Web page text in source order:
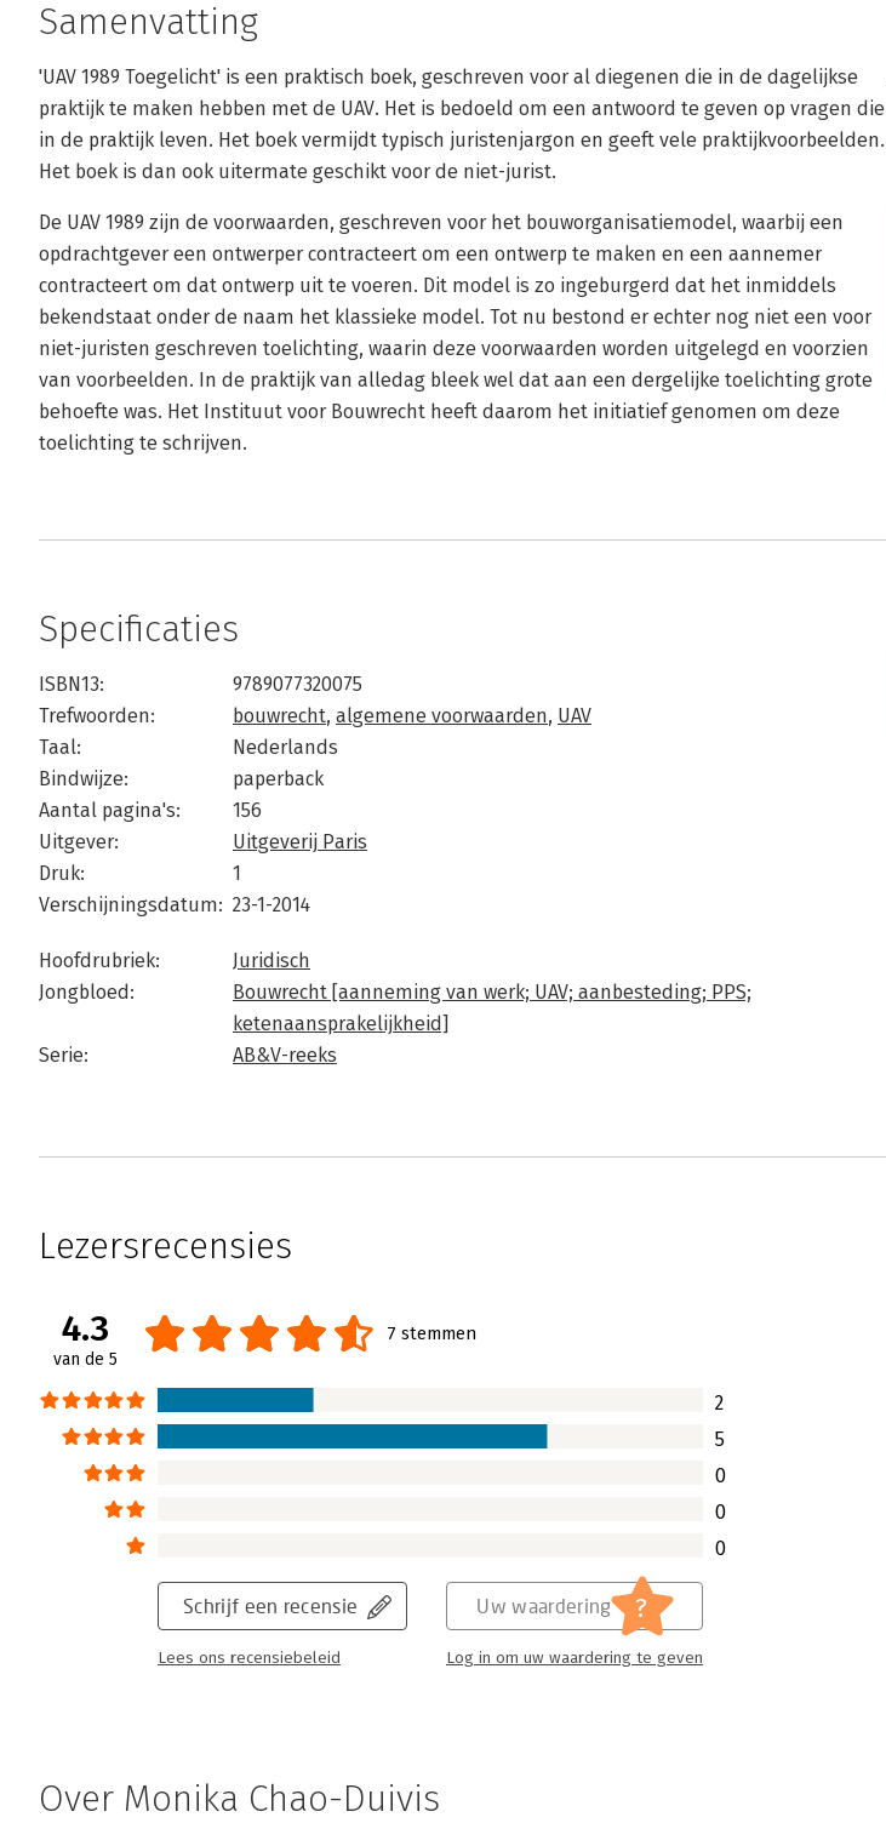
Samenvatting
'UAV 1989 Toegelicht' is een praktisch boek, geschreven voor al diegenen die in de dagelijkse
praktijk te maken hebben met de UAV. Het is bedoeld om een antwoord te geven op vragen die
in de praktijk leven. Het boek vermijdt typisch juristenjargon en geeft vele praktijkvoorbeelden.
Het boek is dan ook uitermate geschikt voor de niet-jurist.
De UAV 1989 zijn de voorwaarden, geschreven voor het bouworganisatiemodel, waarbij een
opdrachtgever een ontwerper contracteert om een ontwerp te maken en een aannemer
contracteert om dat ontwerp uit te voeren. Dit model is zo ingeburgerd dat het inmiddels
bekendstaat onder de naam het klassieke model. Tot nu bestond er echter nog niet een voor
niet-juristen geschreven toelichting, waarin deze voorwaarden worden uitgelegd en voorzien
van voorbeelden. In de praktijk van alledag bleek wel dat aan een dergelijke toelichting grote
behoefte was. Het Instituut voor Bouwrecht heeft daarom het initiatief genomen om deze
toelichting te schrijven.
Specificaties
ISBN13:
9789077320075
Trefwoorden:
bouwrecht, algemene voorwaarden, UAV
Taal:
Nederlands
Bindwijze:
paperback
Aantal pagina's:
156
Uitgever:
Uitgeverij Paris
Druk:
1
Verschijningsdatum: 23-1-2014
Hoofdrubriek:
Juridisch
Jongbloed:
Bouwrecht [aanneming van werk; UAV; aanbesteding; PPS;
ketenaansprakelijkheid]
Serie:
AB&V-reeks
Lezersrecensies
4.3
van de 5
7 stemmen
2
5
0
0
0
Schrijf een recensie
Lees ons recensiebeleid
Uw waardering ?
Log in om uw waardering te geven
Over Monika Chao-Duivis